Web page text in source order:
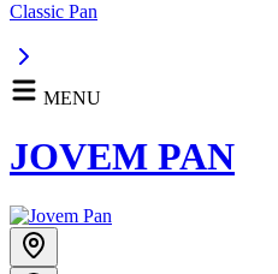
Classic Pan
MENU
JOVEM PAN